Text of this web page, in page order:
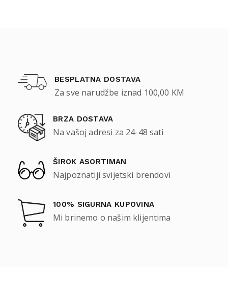
BESPLATNA DOSTAVA
Za sve narudžbe iznad 100,00 KM
BRZA DOSTAVA
Na vašoj adresi za 24-48 sati
ŠIROK ASORTIMAN
Najpoznatiji svijetski brendovi
100% SIGURNA KUPOVINA
Mi brinemo o našim klijentima